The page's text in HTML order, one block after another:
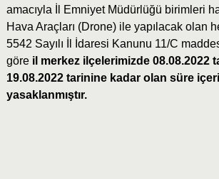
amacıyla İl Emniyet Müdürlüğü birimleri
Hava Araçları (Drone) ile yapılacak olan
5542 Sayılı İl İdaresi Kanunu 11/C
göre il merkez ilçelerimizde 08.08.2022
19.08.2022 tarinine kadar olan süre
yasaklanmıştır.